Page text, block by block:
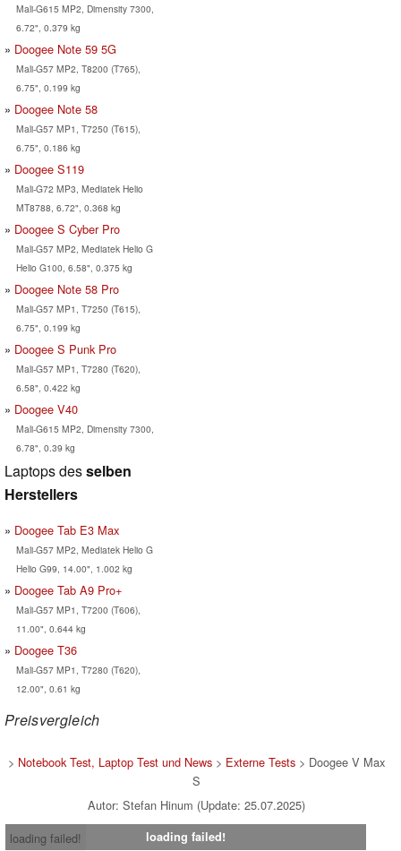
Mali-G615 MP2, Dimensity 7300,
6.72", 0.379 kg
Doogee Note 59 5G
Mali-G57 MP2, T8200 (T765),
6.75", 0.199 kg
Doogee Note 58
Mali-G57 MP1, T7250 (T615),
6.75", 0.186 kg
Doogee S119
Mali-G72 MP3, Mediatek Helio
MT8788, 6.72", 0.368 kg
Doogee S Cyber Pro
Mali-G57 MP2, Mediatek Helio G
Helio G100, 6.58", 0.375 kg
Doogee Note 58 Pro
Mali-G57 MP1, T7250 (T615),
6.75", 0.199 kg
Doogee S Punk Pro
Mali-G57 MP1, T7280 (T620),
6.58", 0.422 kg
Doogee V40
Mali-G615 MP2, Dimensity 7300,
6.78", 0.39 kg
Laptops desselben
Herstellers
Doogee Tab E3 Max
Mali-G57 MP2, Mediatek Helio G
Helio G99, 14.00", 1.002 kg
Doogee Tab A9 Pro+
Mali-G57 MP1, T7200 (T606),
11.00", 0.644 kg
Doogee T36
Mali-G57 MP1, T7280 (T620),
12.00", 0.61 kg
Preisvergleich
> Notebook Test, Laptop Test und News> Externe Tests> Doogee V Max
S
Autor: Stefan Hinum (Update: 25.07.2025)
loading failed!
loading failed!